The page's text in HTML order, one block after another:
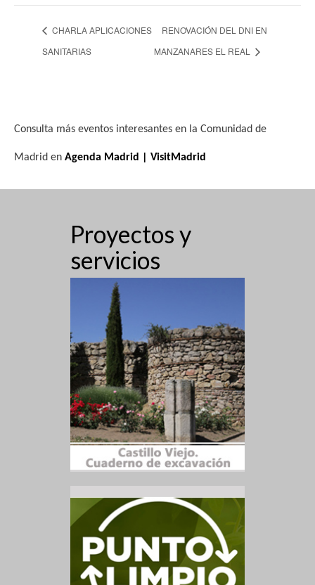
CHARLA APLICACIONES
SANITARIAS
RENOVACIÓN DEL DNI EN
MANZANARES EL REAL
Consulta más eventos interesantes en la Comunidad de
Madrid en Agenda Madrid | VisitMadrid
Proyectos y
servicios